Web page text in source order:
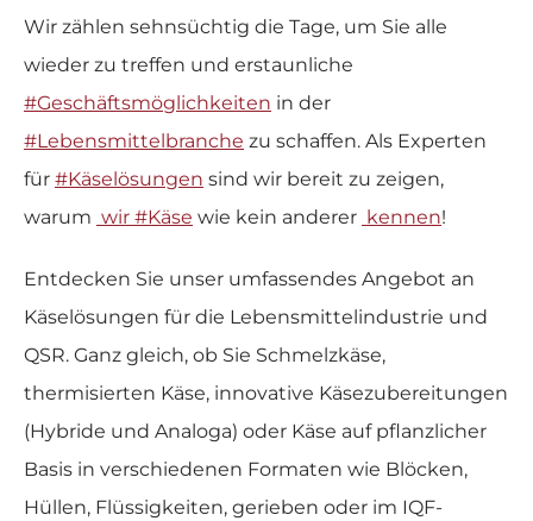
Wir zählen sehnsüchtig die Tage, um Sie alle
wieder zu treffen und erstaunliche
#Geschäftsmöglichkeiten in der
#Lebensmittelbranche zu schaffen. Als Experten
für #Käselösungen sind wir bereit zu zeigen,
warum wir #Käse wie kein anderer kennen!
Entdecken Sie unser umfassendes Angebot an
Käselösungen für die Lebensmittelindustrie und
QSR. Ganz gleich, ob Sie Schmelzkäse,
thermisierten Käse, innovative Käsezubereitungen
(Hybride und Analoga) oder Käse auf pflanzlicher
Basis in verschiedenen Formaten wie Blöcken,
Hüllen, Flüssigkeiten, gerieben oder im IQF-